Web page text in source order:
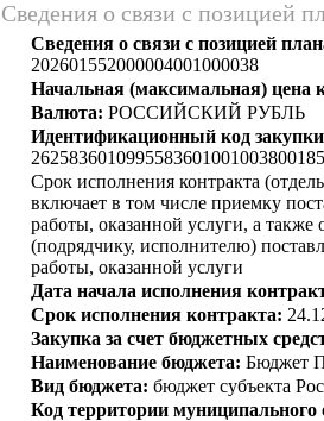
Сведения о связи с позицией
Сведения о связи с позицией
202601552000004001000038
Начальная (максимальная) цена
Валюта: РОССИЙСКИЙ РУБЛЬ
Идентификационный код
Срок исполнения контракта
включает в том числе приемку
работы, оказанной услуги, а также
(подрядчику, исполнителю)
работы, оказанной услуги
Дата начала исполнения
Срок исполнения контракта:
Закупка за счет бюджетных
Наименование бюджета: Бюджет
Вид бюджета: бюджет субъекта
Код территории муниципального